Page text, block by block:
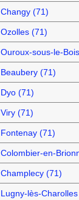
Changy (71)
Ozolles (71)
Ouroux-sous-le-
Beaubery (71)
Dyo (71)
Viry (71)
Fontenay (71)
Colombier-en-
Champlecy (71)
Lugny-lès-